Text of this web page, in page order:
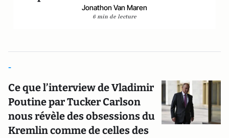
Jonathon Van Maren
6 min de lecture
-
Ce que l’interview de Vladimir
Poutine par Tucker Carlson
nous révèle des obsessions du
Kremlin comme de celles des